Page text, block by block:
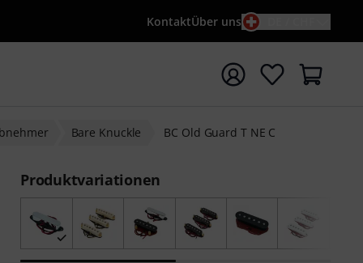
KontaktÜber uns
mit Suchwort {searchTerm} starten
Bare Knuckle BC Old Guard T NE C
Produktvariationen